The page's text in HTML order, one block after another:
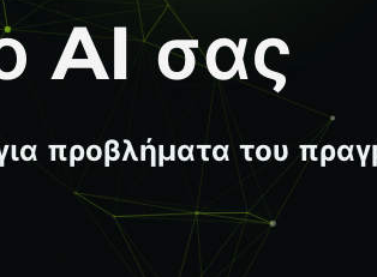
AI σας
του